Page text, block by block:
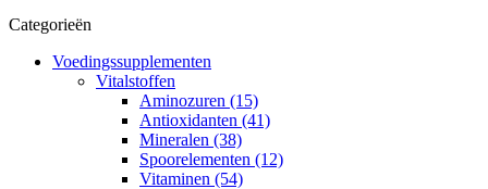
Categorieën
Voedingssupplementen
Vitalstoffen
Aminozuren (15)
Antioxidanten (41)
Mineralen (38)
Spoorelementen (12)
Vitaminen (54)